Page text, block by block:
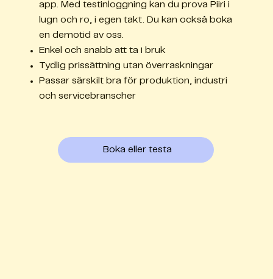
app. Med testinloggning kan du prova Piiri i
lugn och ro, i egen takt. Du kan också boka
en demotid av oss.
Enkel och snabb att ta i bruk
Tydlig prissättning utan överraskningar
Passar särskilt bra för produktion, industri
och servicebranscher
Boka eller testa